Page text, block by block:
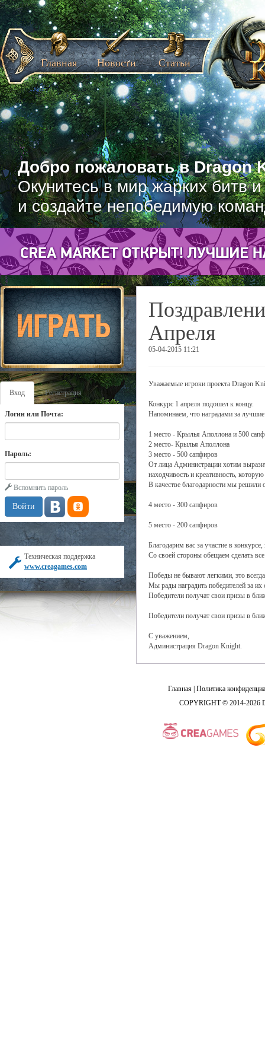
Добро пожаловать в Dragon
Окунитесь в мир жарких битв
и создайте непобедимую
Главная Новости Статьи
Вход Регистрация
Логин или Почта:
Пароль:
Вспомнить пароль
Техническая поддержка
www.creagames.com
Апреля
05-04-2015 11:21
Уважаемые игроки проекта Dragon
Конкурс 1 апреля подошел к концу.
Напоминаем, что наградами за
1 место - Крылья Аполлона и 500
2 место- Крылья Аполлона
3 место - 500 сапфиров
От лица Администрации хотим
находчивость и креативность,
В качестве благодарности мы решили
4 место - 300 сапфиров
5 место - 200 сапфиров
Благодарим вас за участие в
Со своей стороны обещаем сделать
Победы не бывают легкими, это
Мы рады наградить победителей за
Победители получат свои призы в
Победители получат свои призы в
С уважением,
Администрация Dragon Knight.
Главная Политика
COPYRIGHT © 2014-2026